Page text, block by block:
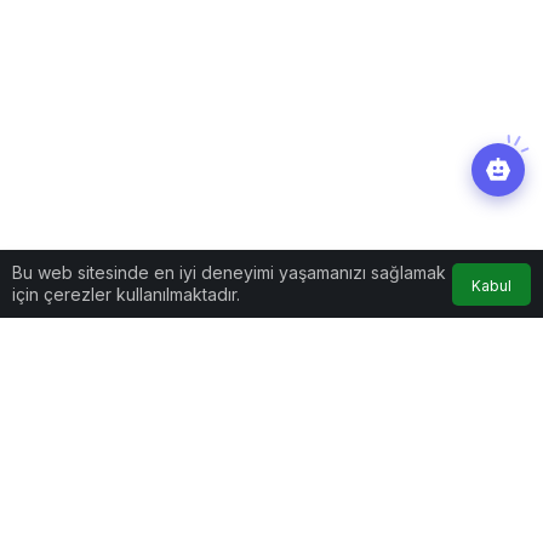
Bu web sitesinde en iyi deneyimi yaşamanızı sağlamak
için çerezler kullanılmaktadır.
Kabul